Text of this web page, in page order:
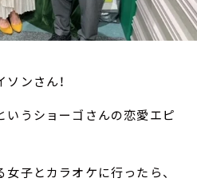
ンさん！
いうショーゴさんの恋愛エピ
子とカラオケに行ったら、